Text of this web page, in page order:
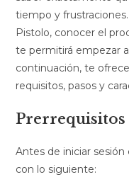
tiempo y
Pistolo, conocer el
te permitirá empezar
continuación, te
requisitos, pasos y
Prerrequisitos
Antes de iniciar
con lo siguiente: